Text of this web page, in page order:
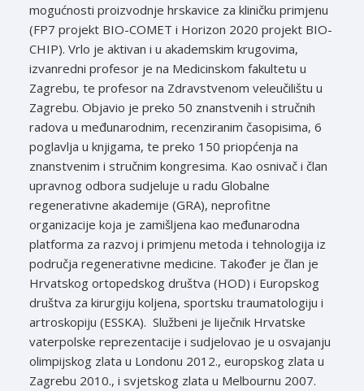
mogućnosti proizvodnje hrskavice za kliničku primjenu
(FP7 projekt BIO-COMET i Horizon 2020 projekt BIO-
CHIP). Vrlo je aktivan i u akademskim krugovima,
izvanredni profesor je na Medicinskom fakultetu u
Zagrebu, te profesor na Zdravstvenom veleučilištu u
Zagrebu. Objavio je preko 50 znanstvenih i stručnih
radova u međunarodnim, recenziranim časopisima, 6
poglavlja u knjigama, te preko 150 priopćenja na
znanstvenim i stručnim kongresima. Kao osnivač i član
upravnog odbora sudjeluje u radu Globalne
regenerativne akademije (GRA), neprofitne
organizacije koja je zamišljena kao međunarodna
platforma za razvoj i primjenu metoda i tehnologija iz
područja regenerativne medicine. Također je član je
Hrvatskog ortopedskog društva (HOD) i Europskog
društva za kirurgiju koljena, sportsku traumatologiju i
artroskopiju (ESSKA). Službeni je liječnik Hrvatske
vaterpolske reprezentacije i sudjelovao je u osvajanju
olimpijskog zlata u Londonu 2012., europskog zlata u
Zagrebu 2010., i svjetskog zlata u Melbournu 2007.